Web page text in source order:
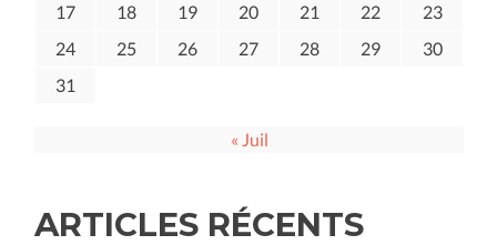
17
18 19 20 21 22
23
24
25 26 27 28 29
30
31
« Juil
ARTICLES RÉCENTS